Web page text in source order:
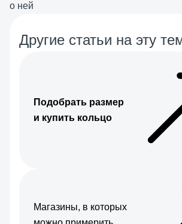
о ней
Другие статьи на эту
Подобрать размер
и купить кольцо
Магазины, в которых